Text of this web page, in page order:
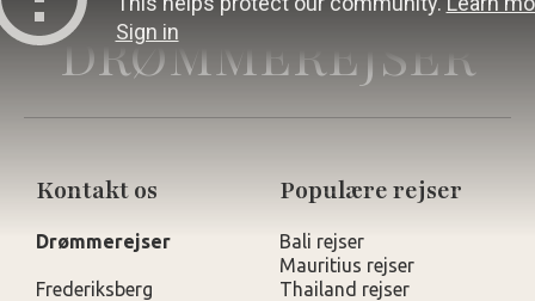
DRØMMEREJSER
Kontakt os
Drømmerejser
Frederiksberg
Populære rejser
Bali rejser
Mauritius rejser
Thailand rejser